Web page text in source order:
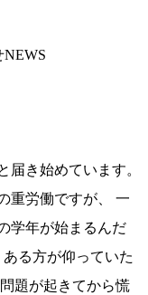
NEWS
届き始めています。
重労働ですが、 一
学年が始まるんだ
る方が仰っていた
題が起きてから慌